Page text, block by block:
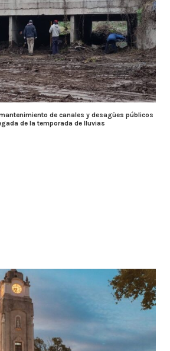
de canales y desagües públicos
de la temporada de lluvias